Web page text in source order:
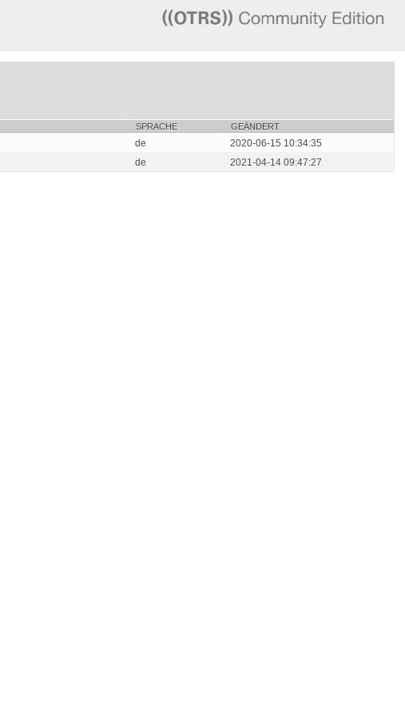
SPRACHE GEÄNDERT
de
2020-06-15 10:34:35
de 2021-04-14 09:47:27